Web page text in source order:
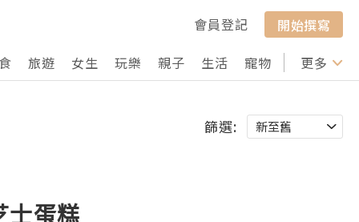
會員登記
開始撰寫
旅遊 女生 玩樂 親子 生活 寵物 行山 打卡
更多
篩選:
士蛋糕